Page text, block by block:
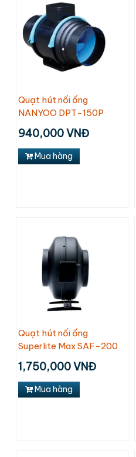
Quạt hút nối ống
NANYOO DPT-150P
940,000 VNĐ
Mua hàng
Quạt hút nối ống
Superlite Max SAF-200
1,750,000 VNĐ
Mua hàng